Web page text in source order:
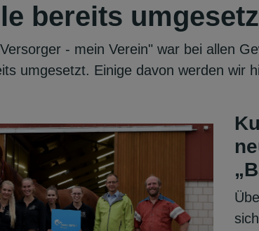
bereits
- mein Verein" war bei allen
umgesetzt. Einige davon werden wir